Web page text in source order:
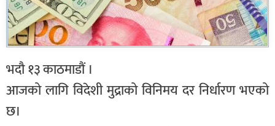
भदौ १३ काठमाडौं ।
आजको लागि विदेशी मुद्राको विनिमय दर निर्धारण भएको
छ।